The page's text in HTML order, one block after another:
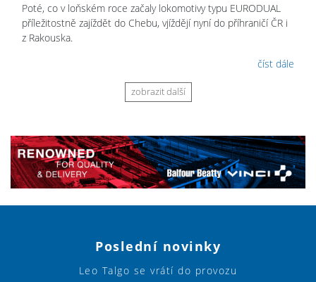
Poté, co v loňském roce začaly lokomotivy typu EURODUAL
příležitostně zajíždět do Chebu, vjíždějí nyní do příhraničí ČR i
z Rakouska.
číst dále
zobrazit další
Poslední novinky
Leo Talgo se vrátí do provozu